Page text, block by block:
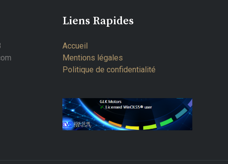
Liens Rapides
Accueil
Mentions légales
Politique de confidentialité